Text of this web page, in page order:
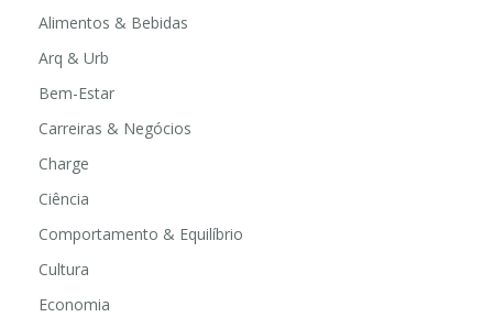
Alimentos & Bebidas
Arq & Urb
Bem-Estar
Carreiras & Negócios
Charge
Ciência
Comportamento & Equilíbrio
Cultura
Economia